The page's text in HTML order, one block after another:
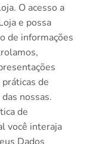
O acesso a
e possa
de informações
de
nossas.
de
você interaja